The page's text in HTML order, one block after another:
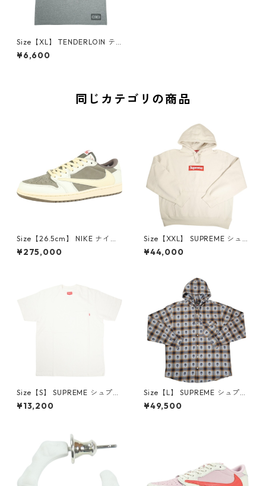
Size【XL】 TENDERLOIN テ
ンダーロイン TEE 2B BLUE/A
SH Tシャツ 灰 【中古品-非常
¥6,600
同じカテゴリの商品
Size【26.5cm】 NIKE ナイキ
×Travis Scott AIR JORDAN 1
LOW Reverse Mocha DM786
¥275,000
Size【XXL】 SUPREME シュ
プリーム 24AW Box Logo Ho
oded Sweatshirt Stone ボッ
¥44,000
Size【S】 SUPREME シュプリ
ーム S/S Pocket Tee White T
シャツ 白 【新古品・未使用
¥13,200
Size【L】 SUPREME シュプリ
ーム ×Number (N)ine 25FW
Hooded Flannel Shirt Blue
¥49,500